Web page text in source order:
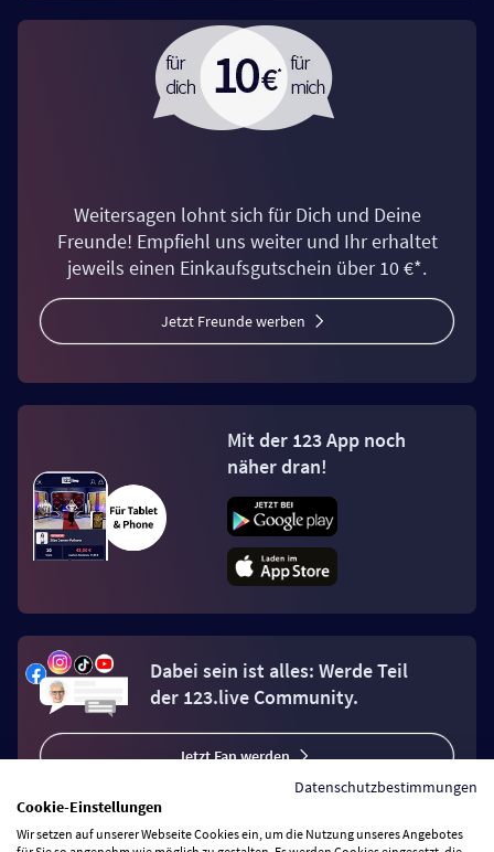
Weitersagen lohnt sich für Dich und Deine
Freunde! Empfiehl uns weiter und Ihr erhaltet
jeweils einen Einkaufsgutschein über 10 €*.
Jetzt Freunde werben
Mit der 123 App noch
näher dran!
Dabei sein ist alles: Werde Teil
der 123.live Community.
Jetzt Fan werden
Datenschutzbestimmungen
Cookie-Einstellungen
Wir setzen auf unserer Webseite Cookies ein, um die Nutzung unseres Angebotes